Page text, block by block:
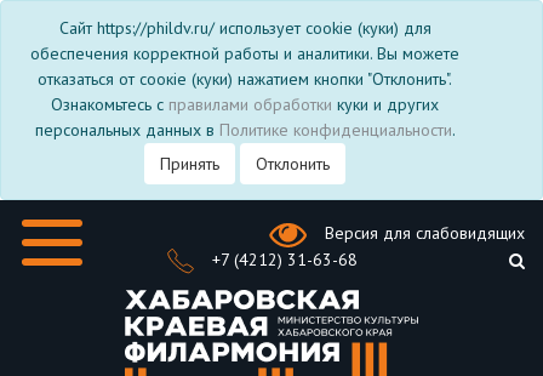
Сайт https://phildv.ru/ использует cookie (куки) для
обеспечения корректной работы и аналитики. Вы можете
отказаться от соокіе (куки) нажатием кнопки "Отклонить".
Ознакомьтесь с правилами обработки куки и других
персональных данных в Политике конфиденциальности.
Принять
Отклонить
Версия для слабовидящих
+7 (4212) 31-63-68